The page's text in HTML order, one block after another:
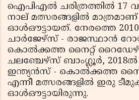
ഐപിഎൽ ചരിത്രത്തിൽ 17
നാല് മത്സരങ്ങളിൽ
ഓൾഔട്ടായത്. നേരത്തെ
ചാർജേഴ്‌സ് - രാജസ്ഥാൻ
കൊൽക്കത്ത നൈറ്റ്
ചലഞ്ചേഴ്‌സ് ബാംഗ്ലൂർ,
ഇന്ത്യൻസ് - കൊൽക്കത്ത
എന്നീ മത്സരങ്ങളിൽ ഇരു
ഓൾഔട്ടായിരുന്നു.